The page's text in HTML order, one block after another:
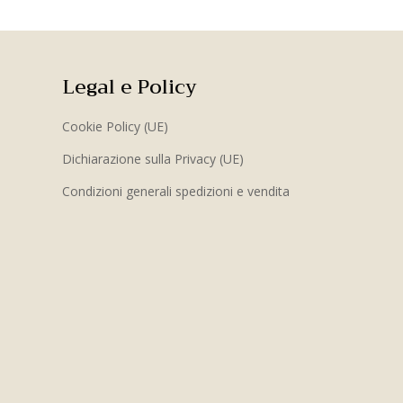
Legal e Policy
Cookie Policy (UE)
Dichiarazione sulla Privacy (UE)
Condizioni generali spedizioni e vendita